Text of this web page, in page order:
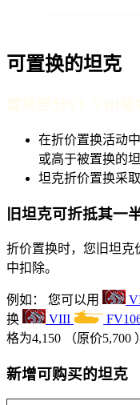
可置换的坦克
在折价置换活动
或高于被置换的坦
坦克折价置换采取
旧坦克可折抵其一
折价置换时，您旧坦克
中扣除。
例如： 您可以用
换
VIII
格为4,150 （原价5,700
新增可购买的坦克